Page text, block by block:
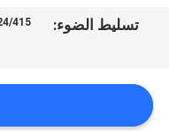
اطلب
تسليط الضوء: